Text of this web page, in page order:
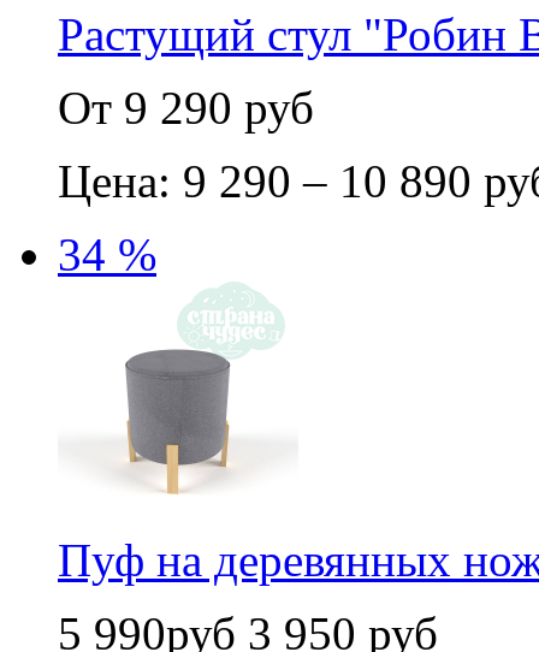
Растущий стул "Робин
От 9 290 руб
Цена: 9 290 – 10 890
34 %
Пуф на деревянных
5 990руб 3 950 руб